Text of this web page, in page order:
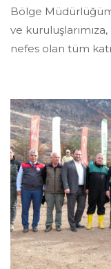
Bölge
ve
nefes olan tüm